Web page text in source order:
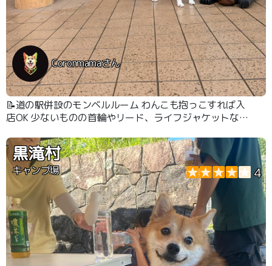
Coronmamaさん
📝道の駅併設のモンベルルーム わんこも抱っこすれば入
店OK 少ないものの首輪やリード、ライフジャケットなど
黒滝村
キャンプ場 4